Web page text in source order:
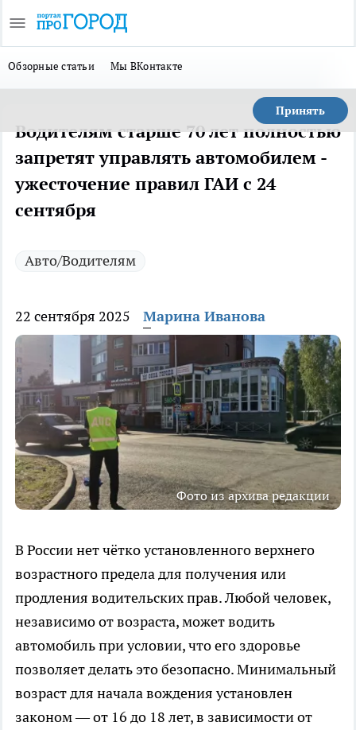
Обзорные статьи Мы ВКонтакте
Принять
Водителям старше 70 лет полностью
запретят управлять автомобилем -
ужесточение правил ГАИ с 24
сентября
Авто/Водителям
22 сентября 2025 Марина Иванова
Фото из архива редакции
В России нет чётко установленного верхнего
возрастного предела для получения или
продления водительских прав. Любой человек,
независимо от возраста, может водить
автомобиль при условии, что его здоровье
позволяет делать это безопасно. Минимальный
возраст для начала вождения установлен
законом — от 16 до 18 лет, в зависимости от